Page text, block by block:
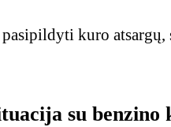
kuro
su benzino